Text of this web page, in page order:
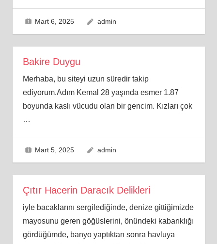
Mart 6, 2025 admin
Bakire Duygu
Merhaba, bu siteyi uzun süredir takip
ediyorum.Adım Kemal 28 yaşında esmer 1.87
boyunda kaslı vücudu olan bir gencim. Kızları çok
…
Mart 5, 2025 admin
Çıtır Hacerin Daracık Delikleri
iyle bacaklarını sergilediğinde, denize gittiğimizde
mayosunu geren göğüslerini, önündeki kabarıklığı
gördüğümde, banyo yaptıktan sonra havluya